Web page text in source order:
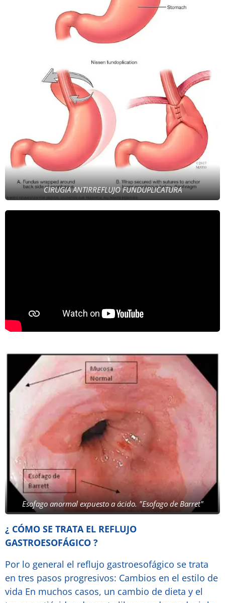
CIRUGIA ANTIRREFLUJO FUNDUPLICATURA
Esofago anormal expuesto a ácido. "Esofago de Barret"
¿ CÓMO SE TRATA EL REFLUJO
GASTROESOFÁGICO ?
Por lo general el reflujo gastroesofágico se trata
en tres pasos progresivos: Cambios en el estilo de
vida En muchos casos, un cambio de dieta y el